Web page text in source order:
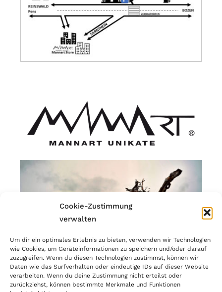
Cookie-Zustimmung
verwalten
Um dir ein optimales Erlebnis zu bieten, verwenden wir Technologien
wie Cookies, um Geräteinformationen zu speichern und/oder darauf
zuzugreifen. Wenn du diesen Technologien zustimmst, können wir
Daten wie das Surfverhalten oder eindeutige IDs auf dieser Website
verarbeiten. Wenn du deine Zustimmung nicht erteilst oder
zurückziehst, können bestimmte Merkmale und Funktionen